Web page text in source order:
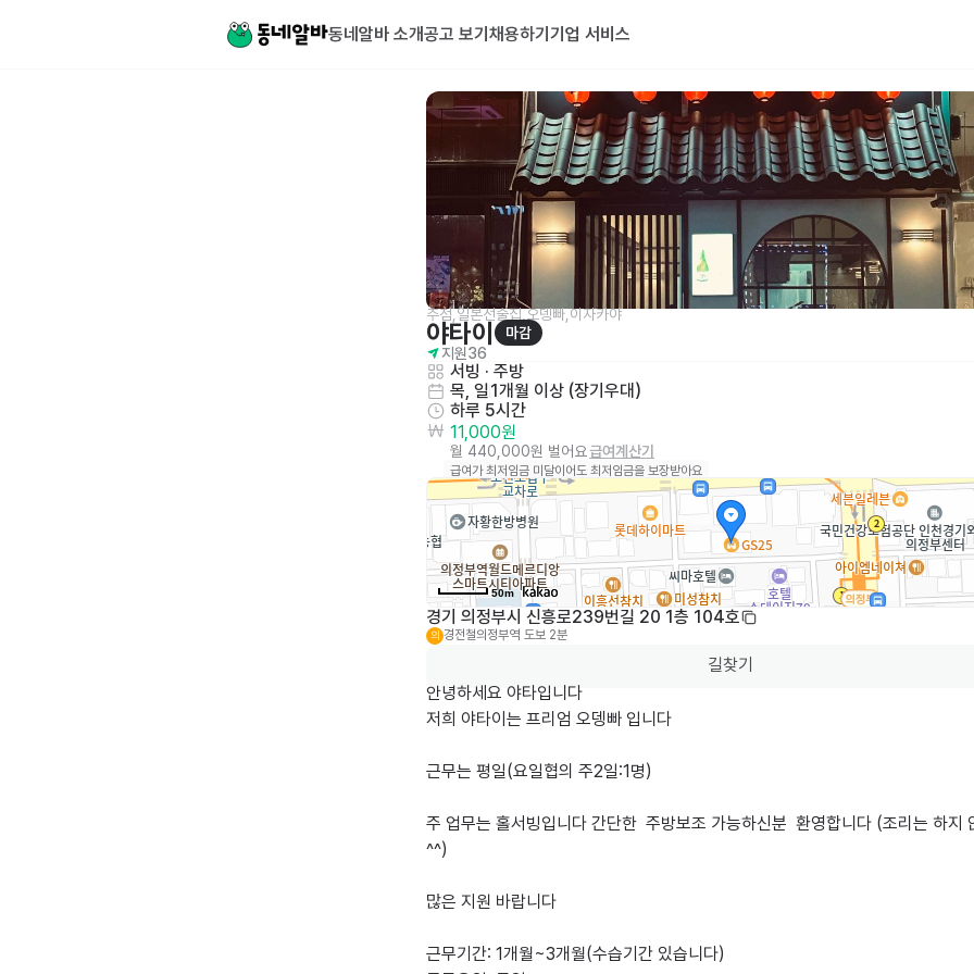
동네알바 소개공고 보기 채용하기 기업 서비스
주점,일본선술집,오뎅빠,이자카야
야타이
마감
지원36
서빙 · 주방
목, 일1개월 이상 (장기우대)
하루 5시간
11,000원
월 440,000원 벌어요급여계산기
급여가 최저임금 미달이어도 최저임금을 보장받아요
50m
경기 의정부시 신흥로239번길 20 1층 104호
의 경전철의정부역 도보 2분
길찾기
안녕하세요 야타입니다
저희 야타이는 프리엄 오뎅빠 입니다
근무는 평일(요일협의 주2일:1명)
주 업무는 홀서빙입니다 간단한  주방보조 가능하신분  환영합니다 (조리는 하지
^^)
많은 지원 바랍니다
근무기간: 1개월~3개월(수습기간 있습니다)